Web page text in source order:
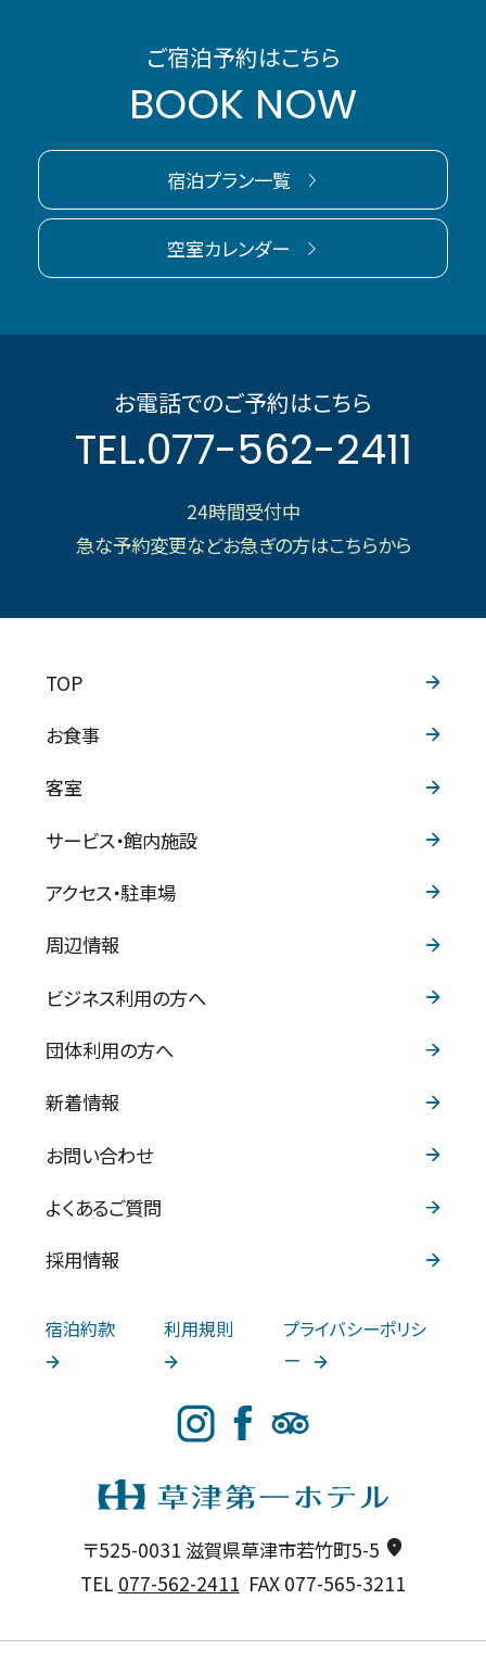
ご宿泊予約はこちら
BOOK NOW
宿泊プラン一覧
空室カレンダー
お電話でのご予約はこちら
TEL.077-562-2411
24時間受付中
急な予約変更などお急ぎの方はこちらから
〒525-0031 滋賀県草津市若竹町5-5
TEL 077-562-2411 FAX 077-565-3211
TOP
お食事
客室
サービス・館内施設
アクセス・駐車場
周辺情報
ビジネス利用の方へ
団体利用の方へ
新着情報
お問い合わせ
よくあるご質問
採用情報
宿泊約款 利用規則
プライバシーポリシ
ー